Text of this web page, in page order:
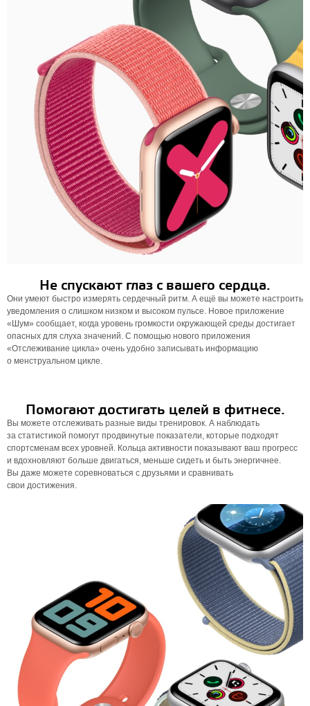
Не спускают глаз с вашего сердца.
Они умеют быстро измерять сердечный ритм. А ещё вы можете настроить
уведомления о слишком низком и высоком пульсе. Новое приложение
«Шум» сообщает, когда уровень громкости окружающей среды достигает
опасных для слуха значений. С помощью нового приложения
«Отслеживание цикла» очень удобно записывать информацию
о менструальном цикле.
Помогают достигать целей в фитнесе.
Вы можете отслеживать разные виды тренировок. А наблюдать
за статистикой помогут продвинутые показатели, которые подходят
спортсменам всех уровней. Кольца активности показывают ваш прогресс
и вдохновляют больше двигаться, меньше сидеть и быть энергичнее.
Вы даже можете соревноваться с друзьями и сравнивать
свои достижения.